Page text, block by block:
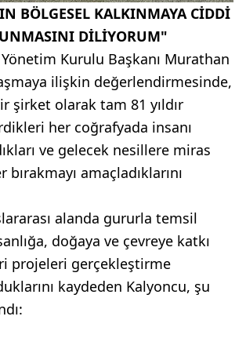
BÖLGESEL KALKINMAYA CİDDİ
DİLİYORUM"
Kurulu Başkanı Murathan
ilişkin değerlendirmesinde,
şirket olarak tam 81 yıldır
her coğrafyada insanı
ve gelecek nesillere miras
amaçladıklarını
alanda gururla temsil
doğaya ve çevreye katkı
projeleri gerçekleştirme
kaydeden Kalyoncu, şu